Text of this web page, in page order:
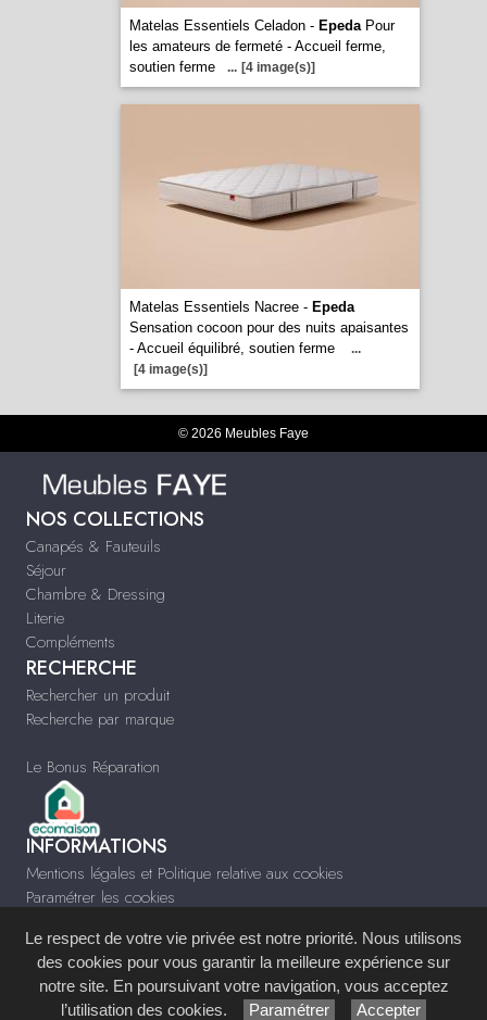
Matelas Essentiels Celadon - EpedaPour
les amateurs de fermeté - Accueil ferme,
soutien ferme
... [4 image(s)]
Matelas Essentiels Nacree - Epeda
Sensation cocoon pour des nuits apaisantes
- Accueil équilibré, soutien ferme
...
[4 image(s)]
© 2026 Meubles Faye
NOS COLLECTIONS
Canapés & Fauteuils
Séjour
Chambre & Dressing
Literie
Compléments
RECHERCHE
Rechercher un produit
Recherche par marque
Le Bonus Réparation
INFORMATIONS
Mentions légales et Politique relative aux cookies
Paramétrer les cookies
www.meublesfaye.com
Site réalisé avec leSystème de Gestion de Contenu (SGC)imagenia, créé et
développé en France parmémoire d'images.
Le respect de votre vie privée est notre priorité. Nous utilisons
des cookies pour vous garantir la meilleure expérience sur
notre site. En poursuivant votre navigation, vous acceptez
l’utilisation des cookies.
Paramétrer Accepter